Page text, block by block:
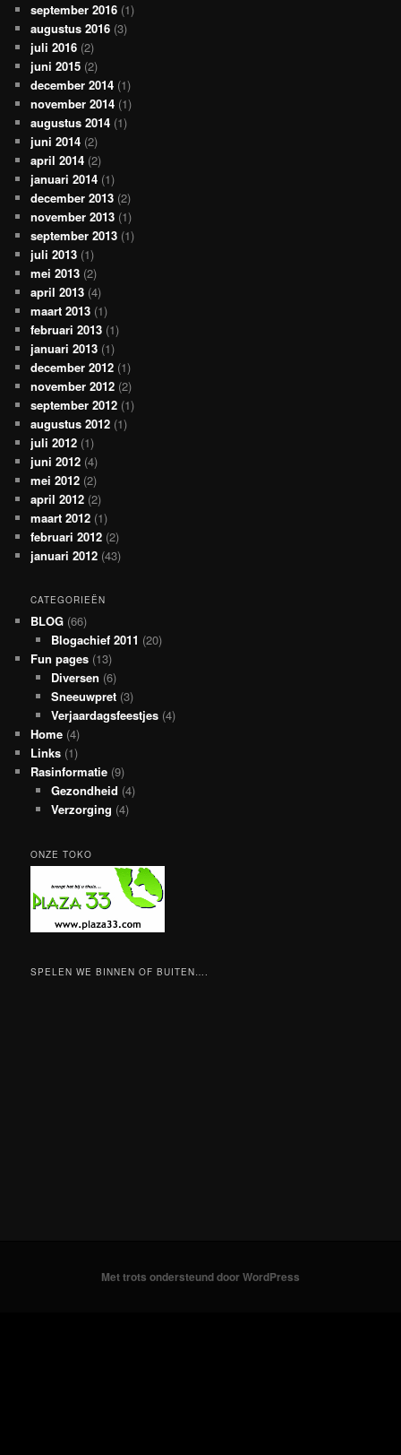
september 2016 (1)
augustus 2016 (3)
juli 2016 (2)
juni 2015 (2)
december 2014 (1)
november 2014 (1)
augustus 2014 (1)
juni 2014 (2)
april 2014 (2)
januari 2014 (1)
december 2013 (2)
november 2013 (1)
september 2013 (1)
juli 2013 (1)
mei 2013 (2)
april 2013 (4)
maart 2013 (1)
februari 2013 (1)
januari 2013 (1)
december 2012 (1)
november 2012 (2)
september 2012 (1)
augustus 2012 (1)
juli 2012 (1)
juni 2012 (4)
mei 2012 (2)
april 2012 (2)
maart 2012 (1)
februari 2012 (2)
januari 2012 (43)
CATEGORIEËN
BLOG (66)
Blogachief 2011 (20)
Fun pages (13)
Diversen (6)
Sneeuwpret(3)
Verjaardagsfeestjes(4)
Home (4)
Links (1)
Rasinformatie (9)
Gezondheid (4)
Verzorging (4)
ONZE TOKO
SPELEN WE BINNEN OF BUITEN….
Met trots ondersteund door WordPress